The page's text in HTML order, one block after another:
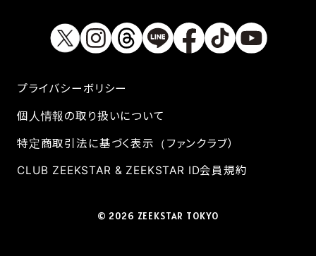
プライバシーボリシー
個人情報の取り扱いについて
特定商取引法に基づく表示（ファンクラブ）
CLUB ZEEKSTAR & ZEEKSTAR ID会員規約
© 2026 ZEEKSTAR TOKYO